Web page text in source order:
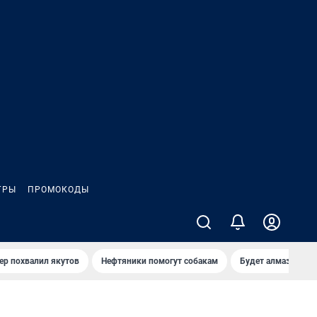
ПРОМОКОДЫ
похвалил якутов Нефтяники помогут собакам Будет алмазный